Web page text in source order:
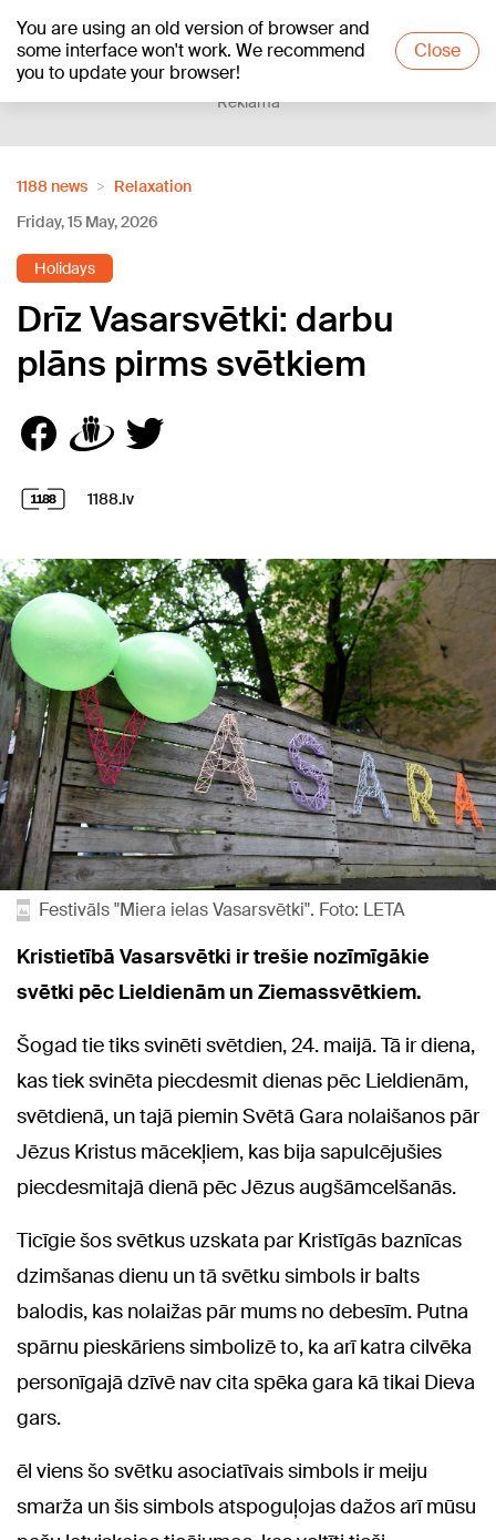
You are using an old version of browser and
some interface won't work. We recommend
you to update your browser!
Close
+18°C
Reklāma
1188 news
Relaxation
Friday, 15 May, 2026
Holidays
Drīz Vasarsvētki: darbu
plāns pirms svētkiem
1188.lv
Festivāls "Miera ielas Vasarsvētki". Foto: LETA
Kristietībā Vasarsvētki ir trešie nozīmīgākie
svētki pēc Lieldienām un Ziemassvētkiem.
Šogad tie tiks svinēti svētdien, 24. maijā. Tā ir diena,
kas tiek svinēta piecdesmit dienas pēc Lieldienām,
svētdienā, un tajā piemin Svētā Gara nolaišanos pār
Jēzus Kristus mācekļiem, kas bija sapulcējušies
piecdesmitajā dienā pēc Jēzus augšāmcelšanās.
Ticīgie šos svētkus uzskata par Kristīgās baznīcas
dzimšanas dienu un tā svētku simbols ir balts
balodis, kas nolaižas pār mums no debesīm. Putna
spārnu pieskāriens simbolizē to, ka arī katra cilvēka
personīgajā dzīvē nav cita spēka gara kā tikai Dieva
gars.
ēl viens šo svētku asociatīvais simbols ir meiju
smarža un šis simbols atspoguļojas dažos arī mūsu